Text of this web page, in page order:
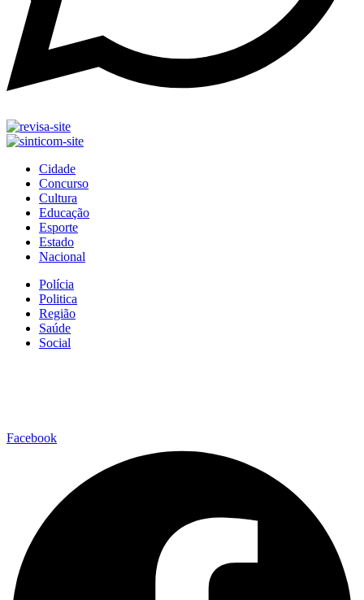
Cidade
Concurso
Cultura
Educação
Esporte
Estado
Nacional
Polícia
Politica
Região
Saúde
Social
Facebook